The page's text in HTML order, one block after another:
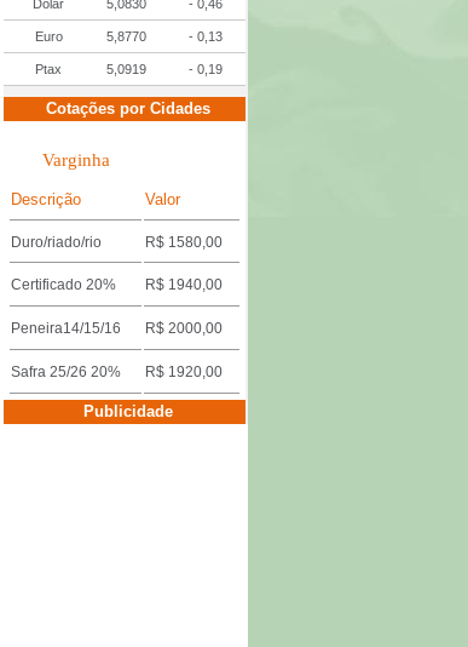
Dólar 5,0830 - 0,46
Euro 5,8770 - 0,13
Ptax 5,0919 - 0,19
Cotações por Cidades
Varginha
Descrição Valor
Duro/riado/rio R$ 1580,00
Certificado 20% R$ 1940,00
Peneira14/15/16 R$ 2000,00
Safra 25/26 20% R$ 1920,00
Cotações por Cidades
Publicidade